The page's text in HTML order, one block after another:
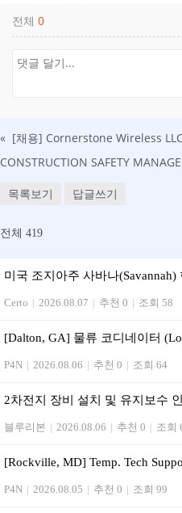
전체 0
«
CONSTRUCTION SAFETY
목록보기 답글쓰기
전체 419
미국 조지아주 사바나(Savannah)
Certo | 2026.08.07 | 추천 0 | 조회 58
[Dalton, GA] 물류 코디네이터
P4N | 2026.08.06 | 추천 0 | 조회 64
2차전지 장비 설치 및 유지보수
블루리본 | 2026.08.06 | 추천 0 | 조회
[Rockville, MD] Temp. Tech
P4N | 2026.08.05 | 추천 0 | 조회 99